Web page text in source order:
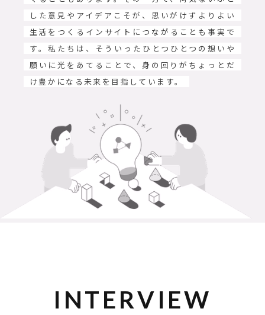
した意見やアイデアこそが、思いがけずよりよい
生活をつくるインサイトにつながることも事実で
す。私たちは、そういったひとつひとつの想いや
願いに光をあてることで、身の回りがちょっとだ
け豊かになる未来を目指しています。​
INTERVIEW